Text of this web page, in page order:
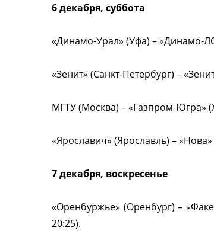
6 декабря, суббота
«Динамо-Урал» (Уфа) – «Динамо-
«Зенит» (Санкт-Петербург) –
МГТУ (Москва) – «Газпром-Югра»
«Ярославич» (Ярославль) –
7 декабря, воскресенье
«Оренбуржье» (Оренбург) –
20:25).